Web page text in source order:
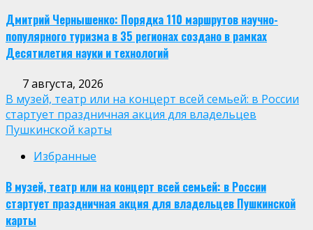
Дмитрий Чернышенко: Порядка 110 маршрутов научно-
популярного туризма в 35 регионах создано в рамках
Десятилетия науки и технологий
7 августа, 2026
В музей, театр или на концерт всей семьей: в России
стартует праздничная акция для владельцев
Пушкинской карты
Избранные
В музей, театр или на концерт всей семьей: в России
стартует праздничная акция для владельцев Пушкинской
карты